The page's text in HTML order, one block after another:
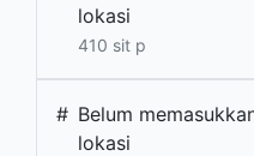
lokasi
410 sit p
# Belum
lokasi